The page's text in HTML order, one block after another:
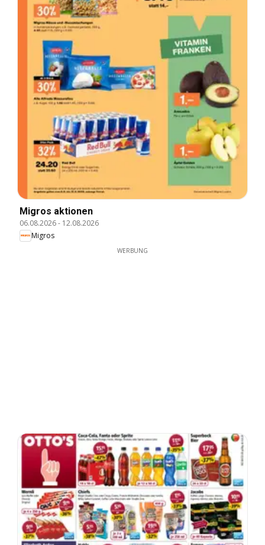
Migros aktionen
06.08.2026- 12.08.2026
Migros
WERBUNG